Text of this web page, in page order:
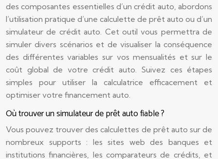
des composantes essentielles d’un crédit auto, abordons
l’utilisation pratique d’une calculette de prêt auto ou d’un
simulateur de crédit auto. Cet outil vous permettra de
simuler divers scénarios et de visualiser la conséquence
des différentes variables sur vos mensualités et sur le
coût global de votre crédit auto. Suivez ces étapes
simples pour utiliser la calculatrice efficacement et
optimiser votre financement auto.
Où trouver un simulateur de prêt auto fiable ?
Vous pouvez trouver des calculettes de prêt auto sur de
nombreux supports : les sites web des banques et
institutions financières, les comparateurs de crédits, et